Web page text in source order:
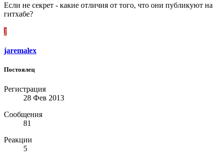
Если не секрет - какие отличия от того, что они публикуют на
гитхабе?
J
jaremalex
Постоялец
Регистрация
28 Фев 2013
Сообщения
81
Реакции
5